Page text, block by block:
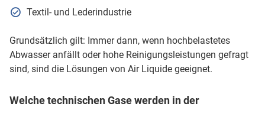
Textil- und Lederindustrie
Grundsätzlich gilt: Immer dann, wenn hochbelastetes
Abwasser anfällt oder hohe Reinigungsleistungen gefragt
sind, sind die Lösungen von Air Liquide geeignet.
Welche technischen Gase werden in der